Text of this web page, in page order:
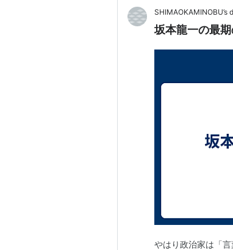
SHIMAOKAMINOBU’s
坂本龍一の最
やはり政治家は「